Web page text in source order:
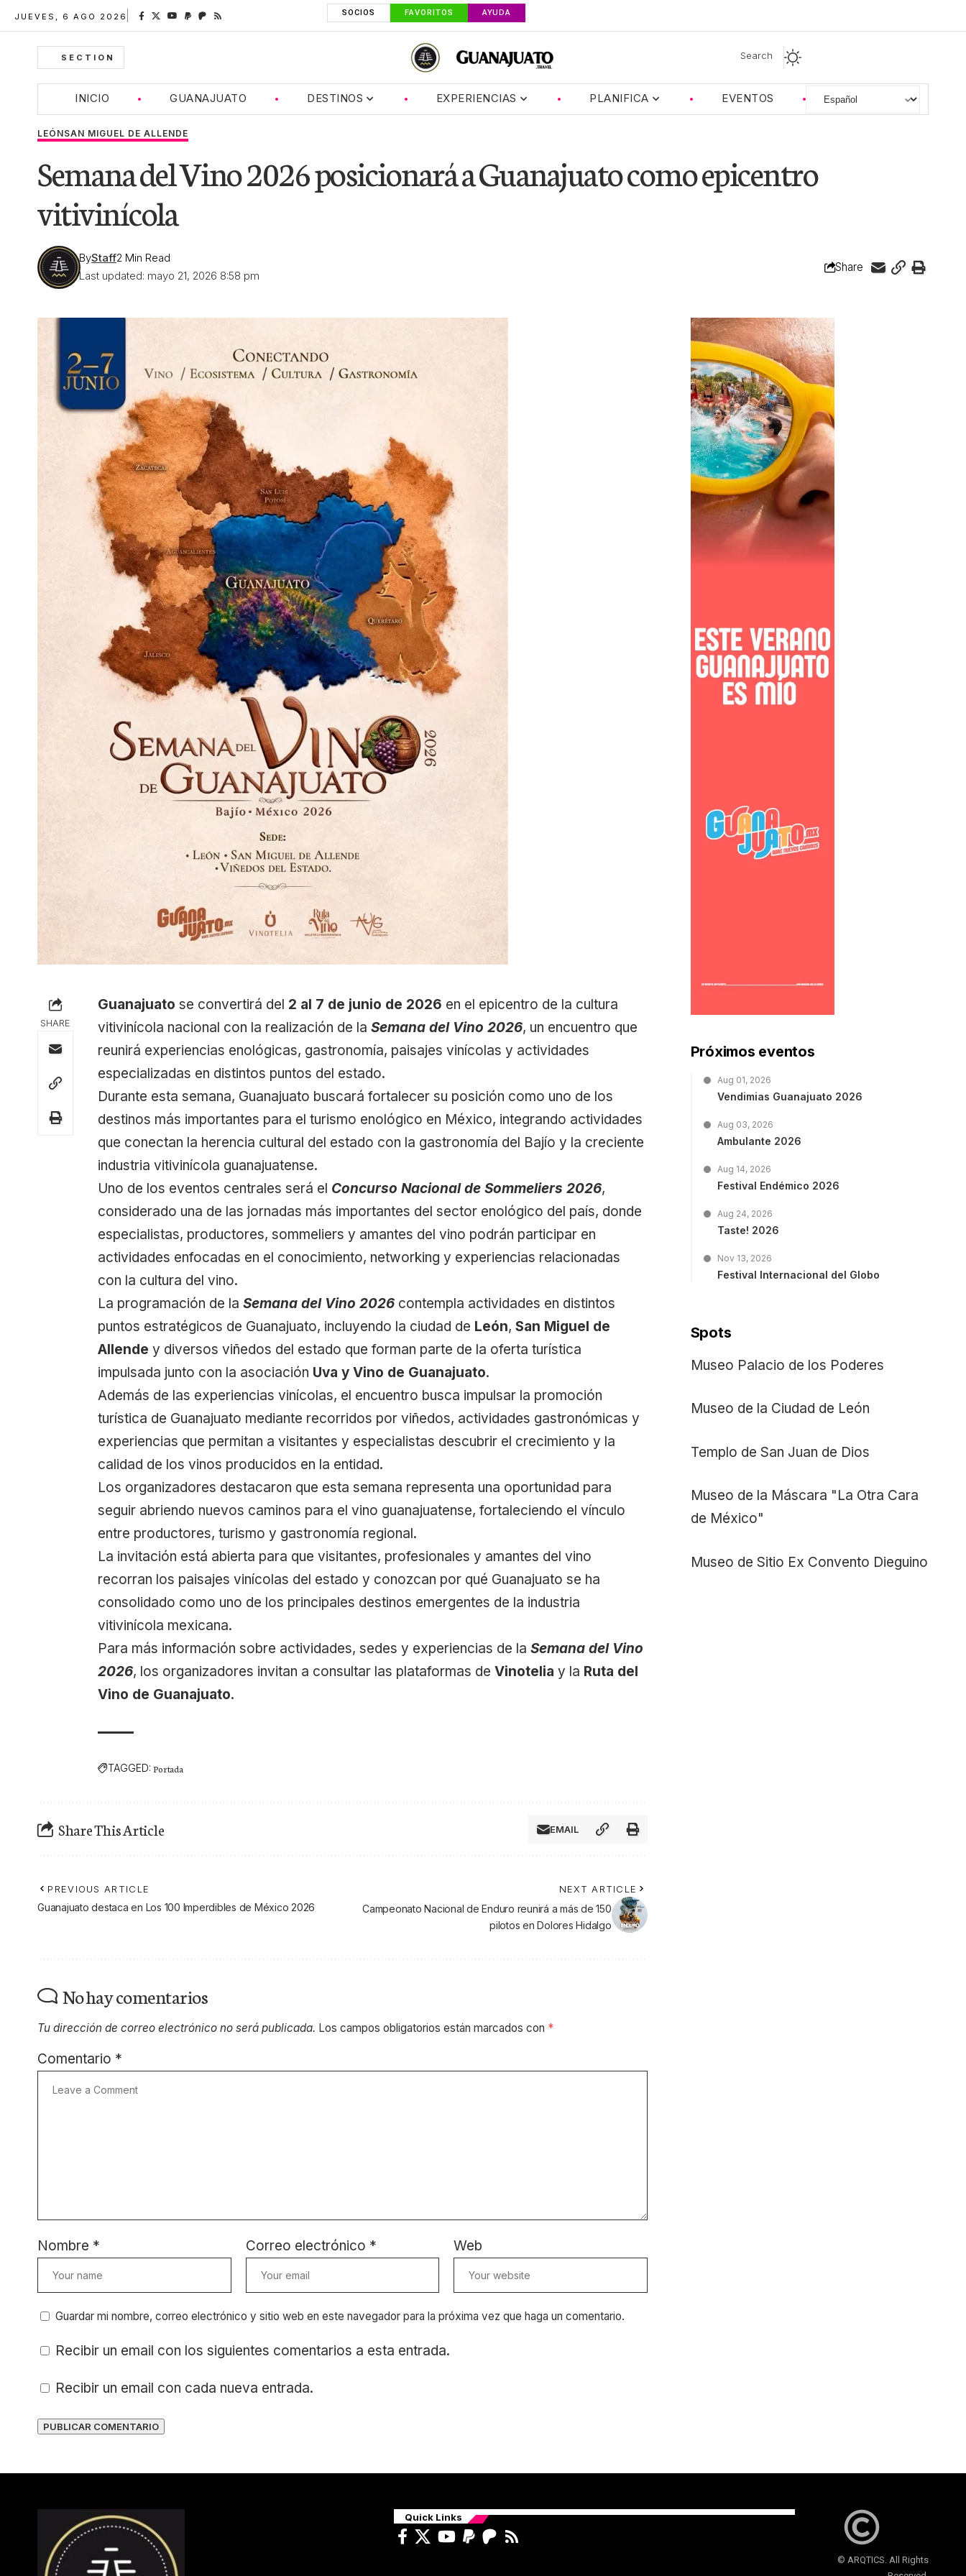
JUEVES, 6 AGO 2026 SOCIOS FAVORITOS AYUDA
SECTION Search
INICIO GUANAJUATO DESTINOS EXPERIENCIAS PLANIFICA EVENTOS
LEÓNSAN MIGUEL DE ALLENDE
Semana del Vino 2026 posicionará a Guanajuato como epicentro
vitivinícola
Last updated: mayo 21, 2026 8:58 pm
ByStaff2 Min Read
Share
SHARE
Guanajuato se convertirá del 2 al 7 de junio de 2026 en el epicentro de la cultura
vitivinícola nacional con la realización de laSemana del Vino 2026, un encuentro que
reunirá experiencias enológicas, gastronomía, paisajes vinícolas y actividades
especializadas en distintos puntos del estado.
Durante esta semana, Guanajuato buscará fortalecer su posición como uno de los
destinos más importantes para el turismo enológico en México, integrando actividades
que conectan la herencia cultural del estado con la gastronomía del Bajío y la creciente
industria vitivinícola guanajuatense.
Uno de los eventos centrales será el Concurso Nacional de Sommeliers 2026,
considerado una de las jornadas más importantes del sector enológico del país, donde
especialistas, productores, sommeliers y amantes del vino podrán participar en
actividades enfocadas en el conocimiento, networking y experiencias relacionadas
con la cultura del vino.
La programación de laSemana del Vino 2026 contempla actividades en distintos
puntos estratégicos de Guanajuato, incluyendo la ciudad de León,San Miguel de
Allende y diversos viñedos del estado que forman parte de la oferta turística
impulsada junto con la asociación Uva y Vino de Guanajuato.
Además de las experiencias vinícolas, el encuentro busca impulsar la promoción
turística de Guanajuato mediante recorridos por viñedos, actividades gastronómicas y
experiencias que permitan a visitantes y especialistas descubrir el crecimiento y la
calidad de los vinos producidos en la entidad.
Los organizadores destacaron que esta semana representa una oportunidad para
seguir abriendo nuevos caminos para el vino guanajuatense, fortaleciendo el vínculo
entre productores, turismo y gastronomía regional.
La invitación está abierta para que visitantes, profesionales y amantes del vino
recorran los paisajes vinícolas del estado y conozcan por qué Guanajuato se ha
consolidado como uno de los principales destinos emergentes de la industria
vitivinícola mexicana.
Para más información sobre actividades, sedes y experiencias de laSemana del Vino
2026, los organizadores invitan a consultar las plataformas deVinotelia y la Ruta del
Vino de Guanajuato.
TAGGED: Portada
Share This Article EMAIL
PREVIOUS ARTICLE
Guanajuato destaca en Los 100 Imperdibles de México 2026
NEXT ARTICLE
Campeonato Nacional de Enduro reunirá a más de 150
pilotos en Dolores Hidalgo
No hay comentarios
Tu dirección de correo electrónico no será publicada. Los campos obligatorios están marcados con *
Comentario *
Nombre * Correo electrónico * Web
Guardar mi nombre, correo electrónico y sitio web en este navegador para la próxima vez que haga un comentario.
Recibir un email con los siguientes comentarios a esta entrada.
Recibir un email con cada nueva entrada.
Próximos eventos
Aug 01, 2026
Vendimias Guanajuato 2026
Aug 03, 2026
Ambulante 2026
Aug 14, 2026
Festival Endémico 2026
Aug 24, 2026
Taste! 2026
Nov 13, 2026
Festival Internacional del Globo
Spots
Museo Palacio de los Poderes
Museo de la Ciudad de León
Templo de San Juan de Dios
Museo de la Máscara "La Otra Cara
de México"
Museo de Sitio Ex Convento Dieguino
Quick Links
© ARQTICS. All Rights